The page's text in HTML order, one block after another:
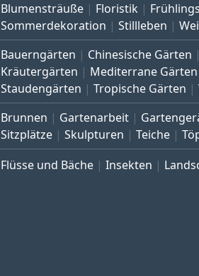
Blumensträuße Floristik
Sommerdekoration
Stillleben
Bauerngärten Chinesische Gärten
Kräutergärten
Mediterrane Gärten
Staudengärten
Tropische Gärten
Brunnen Gartenarbeit
Sitzplätze
Skulpturen Teiche
Flüsse und Bäche Insekten